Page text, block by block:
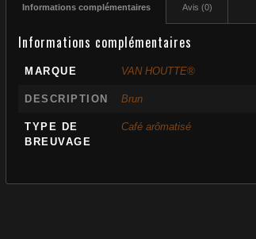
Informations complémentaires Avis (0)
Informations complémentaires
MARQUE VAN HOUTTE®
DESCRIPTION Brun
TYPE DE
BREUVAGE
Café arômatisé